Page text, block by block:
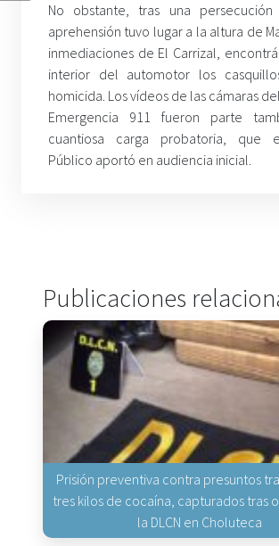
No obstante, tras una
aprehensión tuvo lugar a la altura de
inmediaciones de El Carrizal,
interior del automotor los
homicida. Los vídeos de las cámaras
Emergencia 911 fueron parte
cuantiosa carga probatoria, que
Público aportó en audiencia inicial.
Publicaciones
Prisión preventiva contra presuntos
tres kilos de cocaína, capturados tras
la DLCN en Choluteca